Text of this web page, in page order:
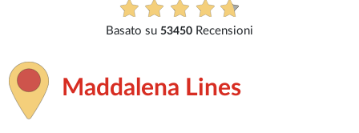
Maddalena Lines